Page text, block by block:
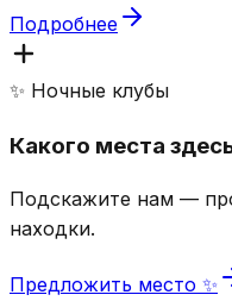
Подробнее
✨ Ночные клубы
Какого места
Подскажите нам —
находки.
Предложить место ✨